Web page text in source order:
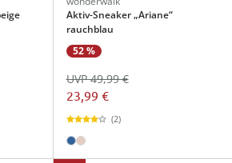
Aktiv-Sneaker „Ariane“
rauchblau
52 %
23,99 €
UVP 49,99 €
(2)